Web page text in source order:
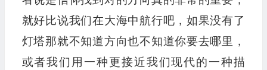
就好比说我们在大海中航行吧，如果没有了
灯塔那就不知道方向也不知道你要去哪里，
或者我们用一种更接近我们现代的一种描